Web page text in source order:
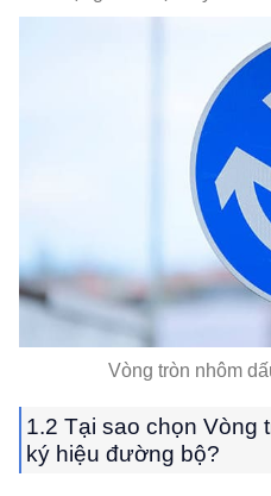
Vòng tròn nhôm
1.2 Tại sao chọn Vòng
ký hiệu đường bộ?